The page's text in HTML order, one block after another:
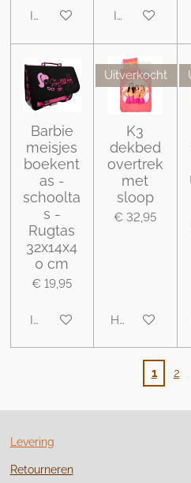
In winkelwagenIn
Barbie
meisjes
boekent
as -
schoolta
s -
Rugtas
32x14x4
0 cm
€ 19,95
In winkelwagen
Uitverkocht
K3
dekbed
overtrek
met
sloop
€ 32,95
Houd mij op
1 2
Levering
Retourneren